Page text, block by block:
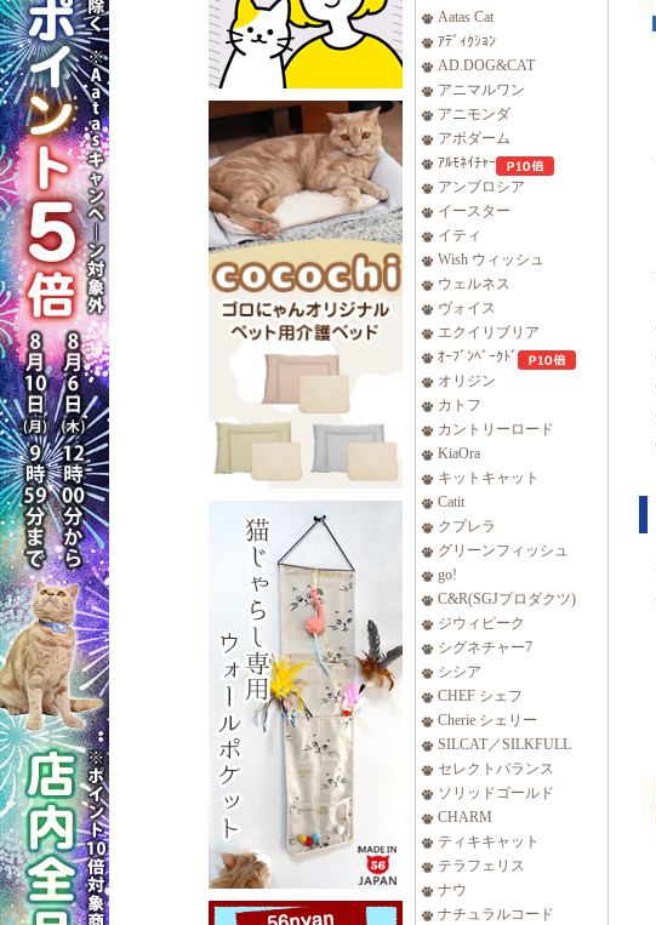
Aatas Cat
ｱﾃﾞｨｸｼｮﾝ
AD.DOG&CAT
アニマルワン
アニモンダ
アボダーム
ｱﾙﾓﾈｲﾁｬｰ
アンブロシア
イースター
イティ
Wish ウィッシュ
ウェルネス
ヴォイス
エクイリブリア
ｵｰﾌﾞﾝﾍﾞｰｸﾄﾞ
オリジン
カトフ
カントリーロード
KiaOra
キットキャット
Catit
クプレラ
グリーンフィッシュ
go!
C&R(SGJプロダクツ)
ジウィピーク
シグネチャー7
シシア
CHEF シェフ
Cherie シェリー
SILCAT／SILKFULL
セレクトバランス
ソリッドゴールド
CHARM
ティキキャット
テラフェリス
ナウ
ナチュラルコード